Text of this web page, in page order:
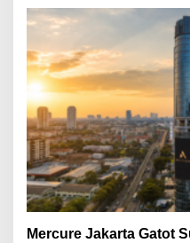
Mercure Jakarta Gatot